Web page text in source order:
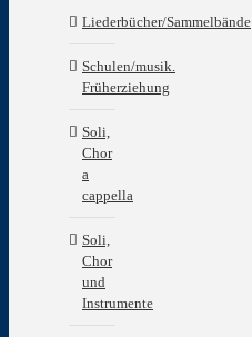
Liederbücher/Sammelbände
Schulen/musik.
Früherziehung
Soli,
Chor
a
cappella
Soli,
Chor
und
Instrumente